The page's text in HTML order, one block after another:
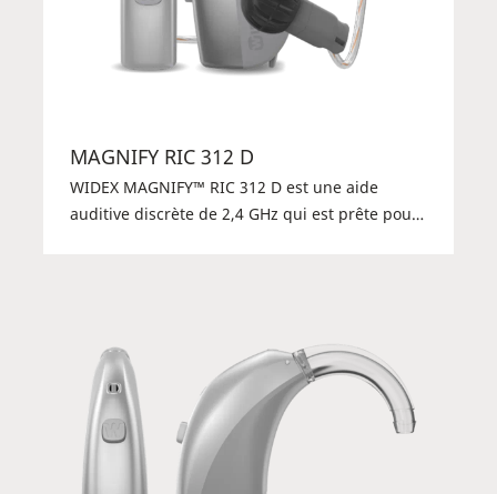
MAGNIFY RIC 312 D
WIDEX MAGNIFY™ RIC 312 D est une aide
auditive discrète de 2,4 GHz qui est prête pour
flexible qui est livrée avec quatre récepteurs et
couvre une large plage d'adaptation.